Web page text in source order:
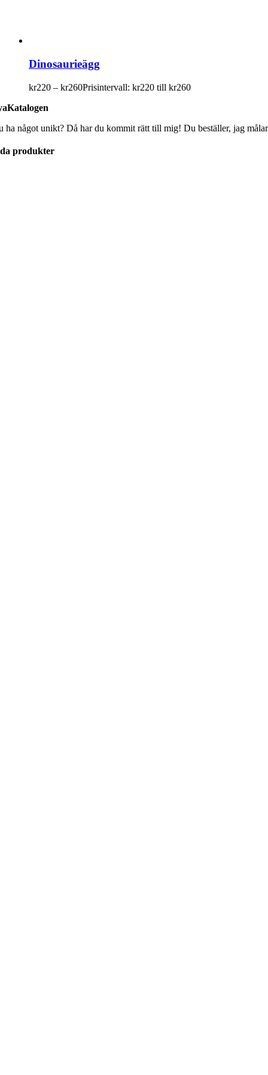
Dinosaurieägg
kr220 – kr260Prisintervall: kr220 till kr260
ha något unikt? Då har du kommit rätt till mig! Du beställer, jag
produkter